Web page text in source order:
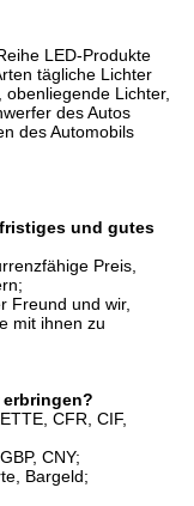
LED-Produkte
tägliche Lichter
Lichter,
des Autos
des Automobils
und gutes
Preis,
Freund und wir,
mit ihnen zu
CFR, CIF,
CNY;
Bargeld;